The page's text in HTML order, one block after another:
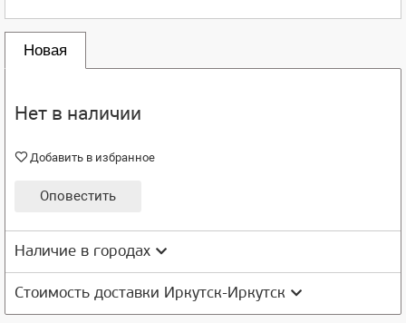
Новая
Нет в наличии
Добавить в избранное
Оповестить
Наличие в городах
Стоимость доставки Иркутск-Иркутск